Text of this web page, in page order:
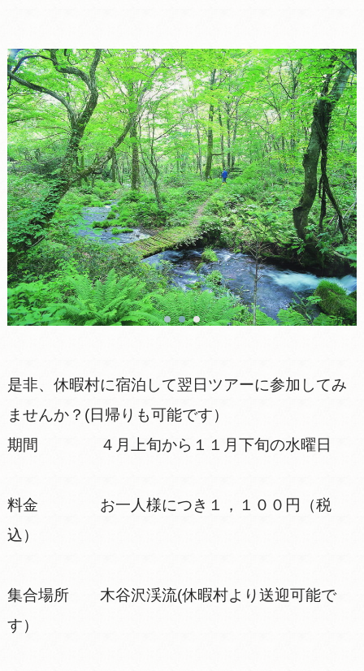
是非、休暇村に宿泊して翌日ツアーに参加してみ
ませんか？(日帰りも可能です）
期間 ４月上旬から１１月下旬の水曜日
料金 お一人様につき１，１００円（税
込）
集合場所 木谷沢渓流(休暇村より送迎可能で
す）